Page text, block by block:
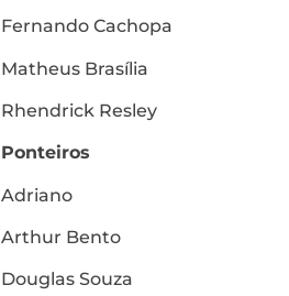
Fernando Cachopa
Matheus Brasília
Rhendrick Resley
Ponteiros
Adriano
Arthur Bento
Douglas Souza